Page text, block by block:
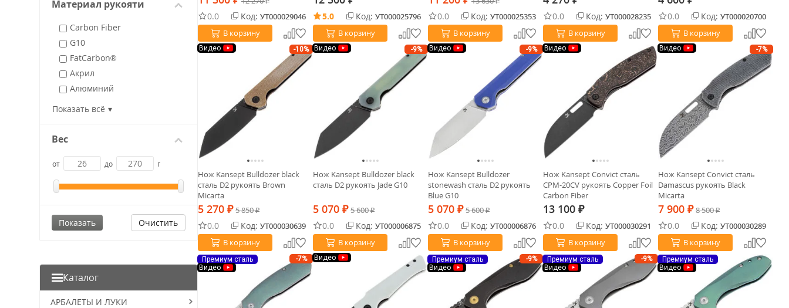
Magnacut
Материал рукояти
Carbon Fiber
G10
FatCarbon®
Акрил
Алюминий
Титан
Показать всё
Вес
от до г
Очистить
Каталог
АРБАЛЕТЫ И ЛУКИ
0.0 Код: УТ000029046
В корзину
5.0 Код: УТ000025796
В корзину
0.0 Код: УТ000025353
В корзину
0.0 Код: УТ000028235
В корзину
0.0 Код: УТ000020700
В корзину
-10%
Видео
Нож Kansept Bulldozer black
сталь D2 рукоять Brown
Micarta
5 270 ₽ 5 850₽
0.0 Код: УТ000030639
В корзину
-9%
Видео
Нож Kansept Bulldozer black
сталь D2 рукоять Jade G10
5 070 ₽ 5 600₽
0.0 Код: УТ000006875
В корзину
-9%
Видео
Нож Kansept Bulldozer
stonewash сталь D2 рукоять
Blue G10
5 070 ₽ 5 600₽
0.0 Код: УТ000006876
В корзину
Видео
Нож Kansept Convict сталь
CPM-20CV рукоять Copper Foil
Carbon Fiber
13 100 ₽
0.0 Код: УТ000030291
В корзину
-7%
Видео
Нож Kansept Convict сталь
Damascus рукоять Black
Micarta
7 900 ₽ 8 500₽
0.0 Код: УТ000030289
В корзину
-7%
Премиум сталь
Видео
Видео -9%
Премиум сталь
Видео
-9%
Премиум сталь
Видео
Премиум сталь
Видео